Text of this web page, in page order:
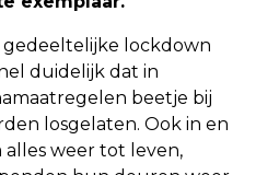
gedeeltelijke lockdown
duidelijk dat in
beetje bij
losgelaten. Ook in en
weer tot leven,